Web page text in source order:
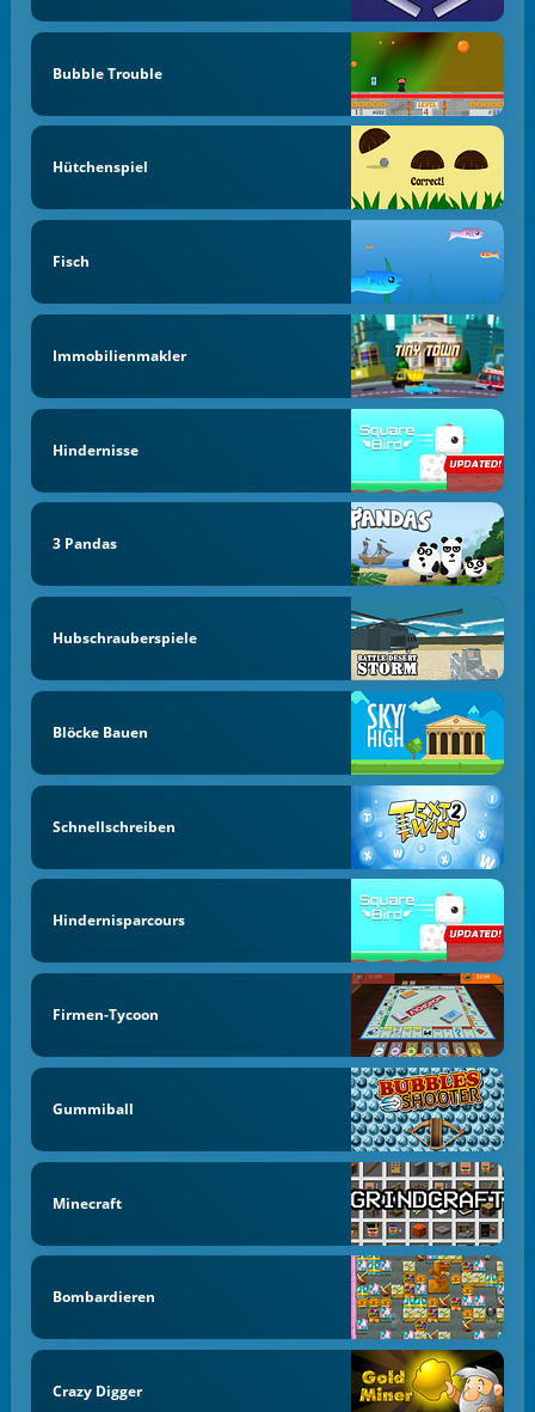
Bubble Trouble
Hütchenspiel
Fisch
Immobilienmakler
Hindernisse
3 Pandas
Hubschrauberspiele
Blöcke Bauen
Schnellschreiben
Hindernisparcours
Firmen-Tycoon
Gummiball
Minecraft
Bombardieren
Crazy Digger